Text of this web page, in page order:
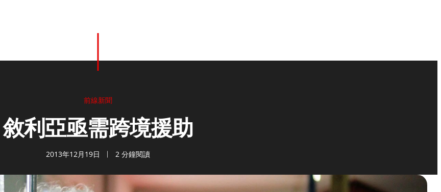
前線新聞
敘利亞亟需跨境援助
2013年12月19日 2 分鐘閱讀